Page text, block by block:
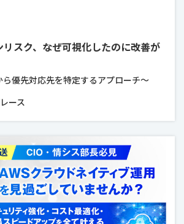
リスク、なぜ可視化したのに改善が
優先対応先を特定するアプローチ～
ース